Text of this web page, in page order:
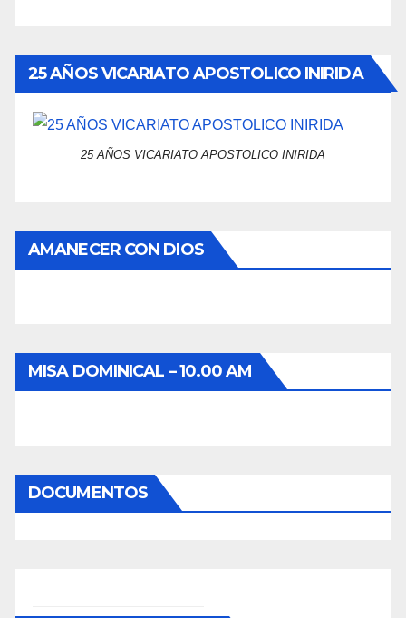
25 AÑOS VICARIATO APOSTOLICO INIRIDA
25 AÑOS VICARIATO APOSTOLICO INIRIDA
AMANECER CON DIOS
MISA DOMINICAL – 10.00 AM
DOCUMENTOS